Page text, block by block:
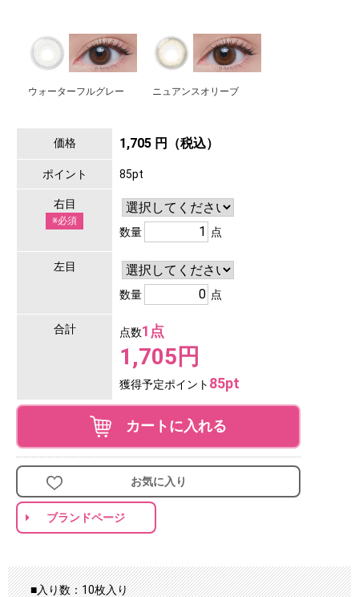
ウォーターフルグレー ニュアンスオリーブ
価格 1,705 円（税込）
ポイント 85pt
右目
※必須
数量 点
左目
数量 点
合計 点数1点
1,705円
獲得予定ポイント 85pt
カートに入れる
お気に入り
ブランドページ
■入り数：10枚入り